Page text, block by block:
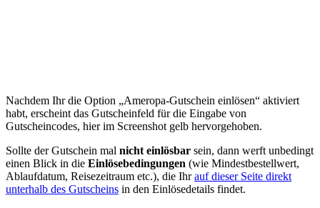
Nachdem Ihr die Option „Ameropa-Gutschein einlösen“ aktiviert
habt, erscheint das Gutscheinfeld für die Eingabe von
Gutscheincodes, hier im Screenshot gelb hervorgehoben.
Sollte der Gutschein mal nicht einlösbar sein, dann werft unbedingt
einen Blick in die Einlösebedingungen (wie Mindestbestellwert,
Ablaufdatum, Reisezeitraum etc.), die Ihrauf dieser Seite direkt
unterhalb des Gutscheins in den Einlösedetails findet.